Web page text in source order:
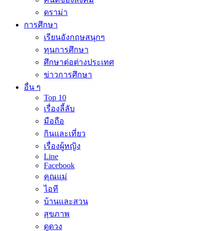
ดราม่า
การศึกษา
เรียนอังกฤษสนุกๆ
ทุนการศึกษา
ศึกษาต่อต่างประเทศ
ข่าวการศึกษา
อื่น ๆ
Top 10
เรื่องลี้ลับ
มือถือ
กินและเที่ยว
เรื่องผู้หญิง
Line
Facebook
คุณแม่
ไอที
บ้านและสวน
สุขภาพ
ดูดวง